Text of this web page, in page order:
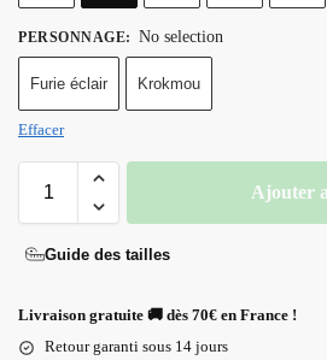
PERSONNAGE: No selection
Furie éclair Krokmou
Effacer
Ajouter
Guide des tailles
Livraison gratuite 🚚 dès 70€ en France !
Retour garanti sous 14 jours